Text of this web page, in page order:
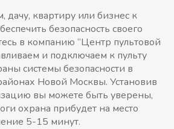
дачу, квартиру или бизнес к
безопасность своего
в компанию “Центр пультовой
и подключаем к пульту
системы безопасности в
Новой Москвы. Установив
вы можете быть уверены,
охрана прибудет на место
5-15 минут.